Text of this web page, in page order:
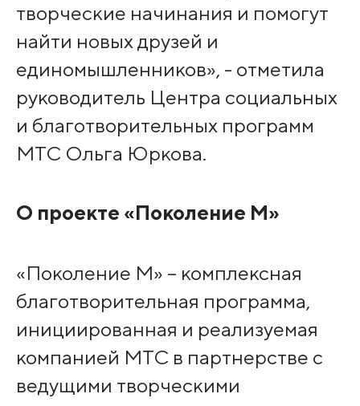
творческие начинания и помогут
найти новых друзей и
единомышленников», - отметила
руководитель Центра социальных
и благотворительных программ
МТС Ольга Юркова.
О проекте «Поколение М»
«Поколение М» – комплексная
благотворительная программа,
инициированная и реализуемая
компанией МТС в партнерстве с
ведущими творческими